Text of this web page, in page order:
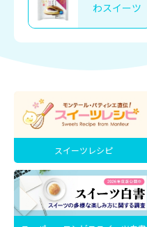
わスイーツ
スイーツレシピ